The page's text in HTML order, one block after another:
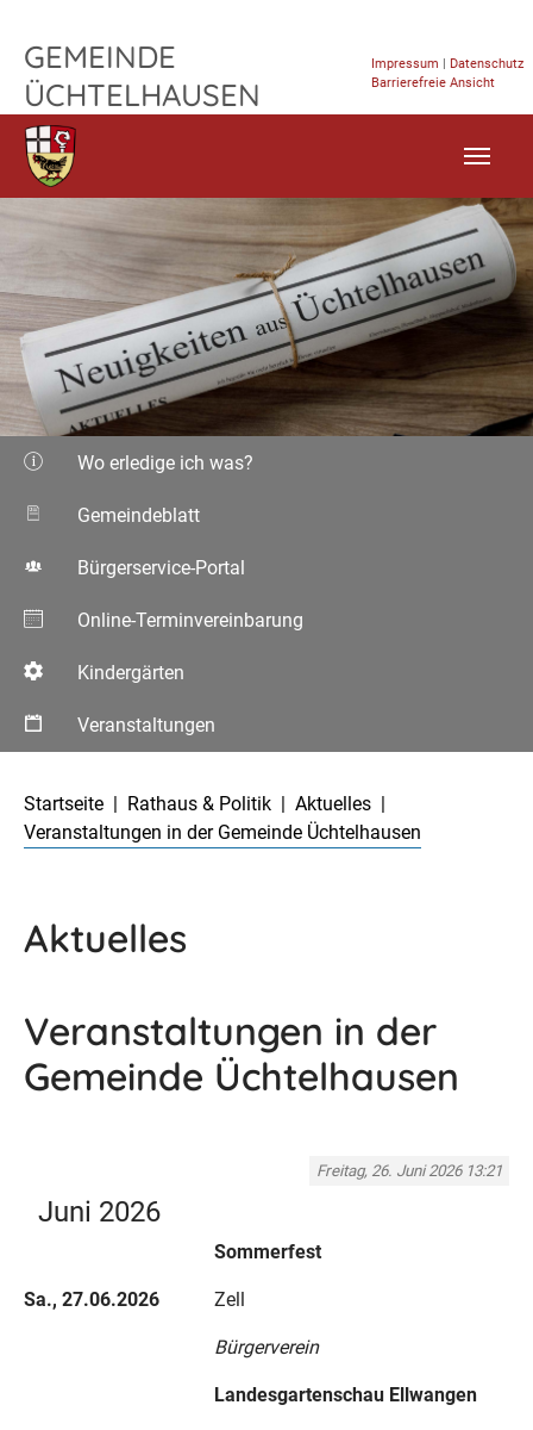
GEMEINDE
ÜCHTELHAUSEN
Impressum | Datenschutz
Barrierefreie Ansicht
Wo erledige ich was?
Gemeindeblatt
Bürgerservice-Portal
Online-Terminvereinbarung
Kindergärten
Veranstaltungen
Startseite
Rathaus & Politik
Aktuelles
Veranstaltungen in der Gemeinde Üchtelhausen
Aktuelles
Veranstaltungen in der
Gemeinde Üchtelhausen
Freitag, 26. Juni 2026 13:21
Juni 2026
Sa., 27.06.2026
Sommerfest
Zell
Bürgerverein
Landesgartenschau Ellwangen